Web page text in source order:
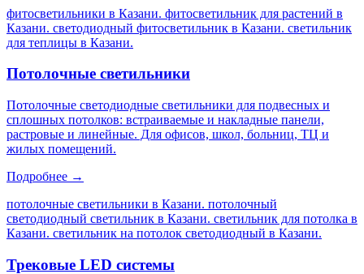
фитосветильники в Казани. фитосветильник для растений в
Казани. светодиодный фитосветильник в Казани. светильник
для теплицы в Казани.
Потолочные светильники
Потолочные светодиодные светильники для подвесных и
сплошных потолков: встраиваемые и накладные панели,
растровые и линейные. Для офисов, школ, больниц, ТЦ и
жилых помещений.
Подробнее →
потолочные светильники в Казани. потолочный
светодиодный светильник в Казани. светильник для потолка в
Казани. светильник на потолок светодиодный в Казани.
Трековые LED системы